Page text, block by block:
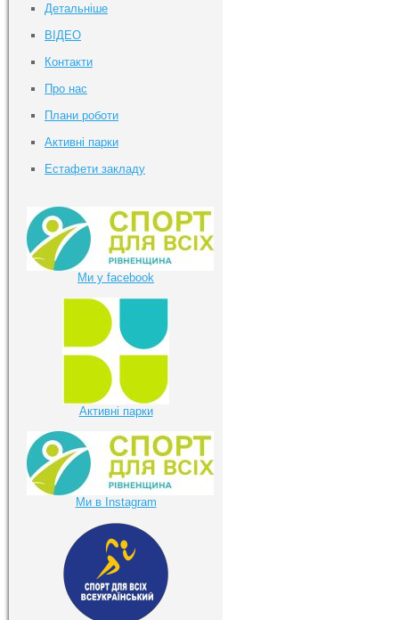
Детальніше
ВІДЕО
Контакти
Про нас
Плани роботи
Активні парки
Естафети закладу
Ми у facebook
Активні парки
Ми в Instagram